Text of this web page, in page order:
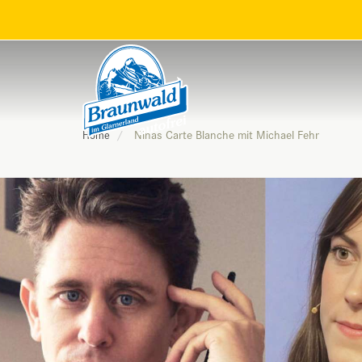
Home Ninas Carte Blanche mit Michael Fehr